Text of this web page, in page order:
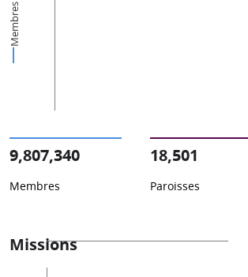
Membres
9,807,340
Membres
18,501
Paroisses
Missions